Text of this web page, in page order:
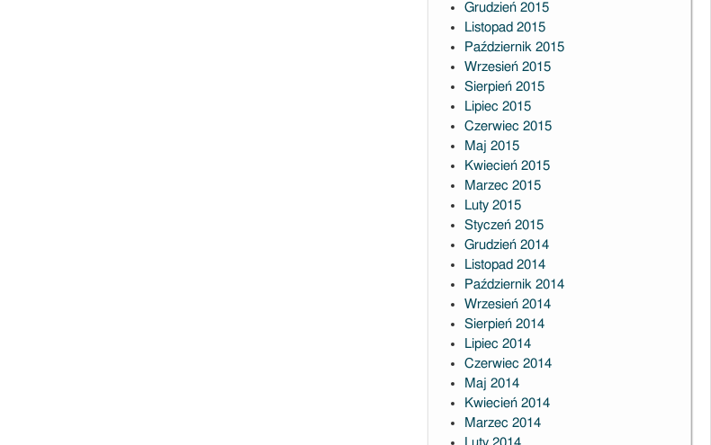
Grudzień 2015
Listopad 2015
Październik 2015
Wrzesień 2015
Sierpień 2015
Lipiec 2015
Czerwiec 2015
Maj 2015
Kwiecień 2015
Marzec 2015
Luty 2015
Styczeń 2015
Grudzień 2014
Listopad 2014
Październik 2014
Wrzesień 2014
Sierpień 2014
Lipiec 2014
Czerwiec 2014
Maj 2014
Kwiecień 2014
Marzec 2014